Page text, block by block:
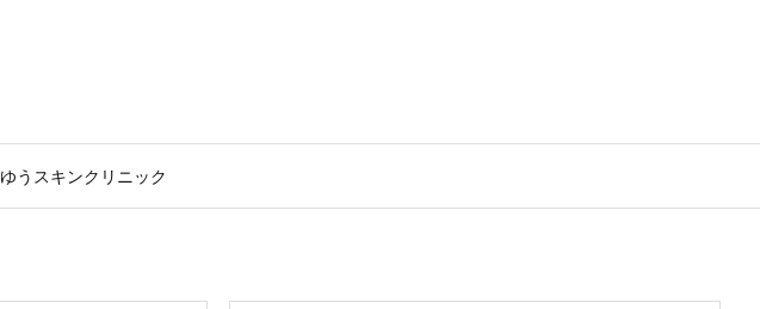
ゆうスキンクリニック